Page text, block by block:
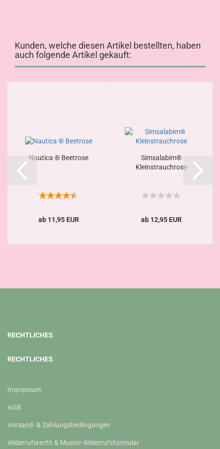
Kunden, welche diesen Artikel bestellten, haben
auch folgende Artikel gekauft:
Nautica ® Beetrose
ab 11,95 EUR
Simsalabim®
Kleinstrauchrose
ab 12,95 EUR
RECHTLICHES
RECHTLICHES
Impressum
AGB
Versand- & Zahlungsbedingungen
Widerrufsrecht & Muster-Widerrufsformular